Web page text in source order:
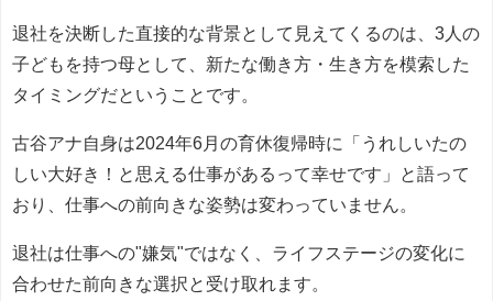
退社を決断した直接的な背景として見えてくるのは、3人の
子どもを持つ母として、新たな働き方・生き方を模索した
タイミングだということです。
古谷アナ自身は2024年6月の育休復帰時に「うれしいたの
しい大好き！と思える仕事があるって幸せです」と語って
おり、仕事への前向きな姿勢は変わっていません。
退社は仕事への"嫌気"ではなく、ライフステージの変化に
合わせた前向きな選択と受け取れます。